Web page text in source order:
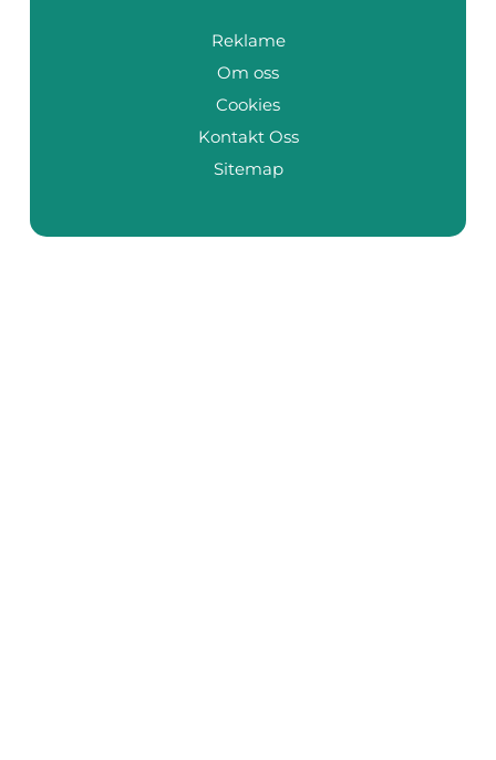
Reklame
Om oss
Cookies
Kontakt Oss
Sitemap